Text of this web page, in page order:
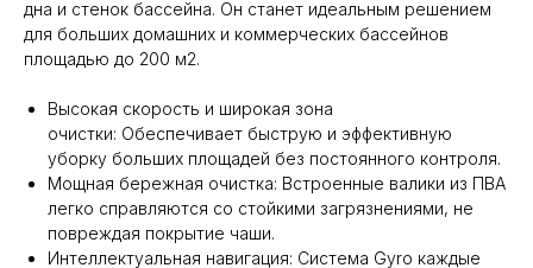
дна и стенок бассейна. Он станет идеальным решением
для больших домашних и коммерческих бассейнов
площадью до 200 м2.
Высокая скорость и широкая зона
очистки: Обеспечивает быструю и эффективную
уборку больших площадей без постоянного контроля.
Мощная бережная очистка: Встроенные валики из ПВА
легко справляются со стойкими загрязнениями, не
повреждая покрытие чаши.
Интеллектуальная навигация: Система Gyro каждые